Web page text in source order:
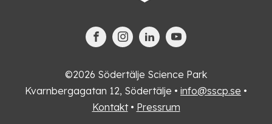
©2026 Södertälje Science Park
Kvarnbergagatan 12, Södertälje • info@sscp.se •
Kontakt• Pressrum